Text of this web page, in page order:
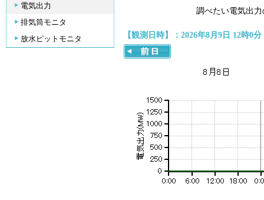
電気出力
排気筒モニタ
放水ピットモニタ
調べたい電気出
【観測日時】：2026年8月9日 12時0分